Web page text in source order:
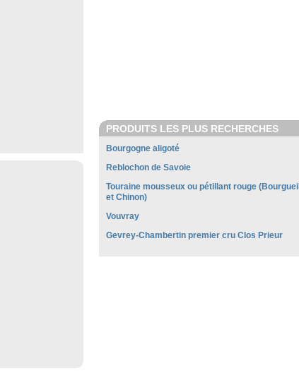
PRODUITS LES PLUS RECHERCHES
Bourgogne aligoté
Reblochon de Savoie
Touraine mousseux ou pétillant rouge (Bourgueil
et Chinon)
Vouvray
Gevrey-Chambertin premier cru Clos Prieur